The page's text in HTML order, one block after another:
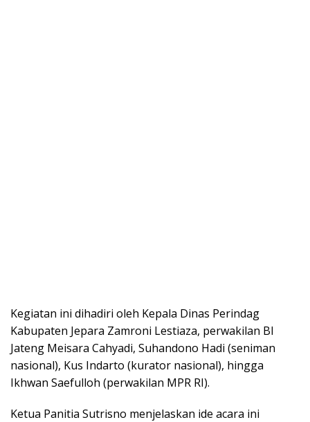
Kegiatan ini dihadiri oleh Kepala Dinas Perindag
Kabupaten Jepara Zamroni Lestiaza, perwakilan BI
Jateng Meisara Cahyadi, Suhandono Hadi (seniman
nasional), Kus Indarto (kurator nasional), hingga
Ikhwan Saefulloh (perwakilan MPR RI).
Ketua Panitia Sutrisno menjelaskan ide acara ini